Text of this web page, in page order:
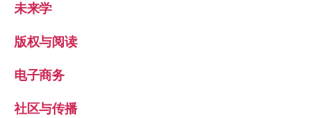
未来学
版权与阅读
电子商务
社区与传播